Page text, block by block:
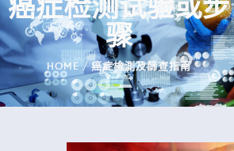
癌症检测试验或步
骤
HOME 癌症檢測及篩查指南
新聞
捐款支持
現在捐贈